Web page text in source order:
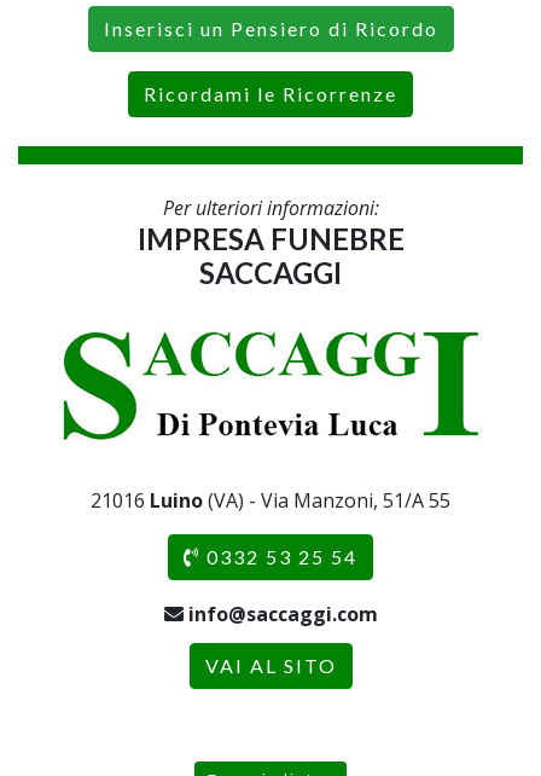
Inserisci un Pensiero di Ricordo
Ricordami le Ricorrenze
Per ulteriori informazioni:
IMPRESA FUNEBRE
SACCAGGI
21016 Luino(VA) - Via Manzoni, 51/A 55
0332 53 25 54
info@saccaggi.com
VAI AL SITO